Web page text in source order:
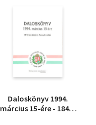
Daloskönyv 1994.
március 15-ére - 1848-